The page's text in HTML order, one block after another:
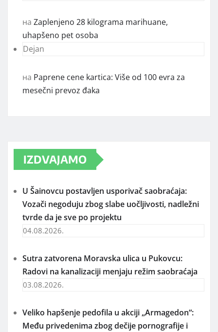
на Zaplenjeno 28 kilograma marihuane,
uhapšeno pet osoba
Dejan
на Paprene cene kartica: Više od 100 evra za
mesečni prevoz đaka
IZDVAJAMO
U Šainovcu postavljen usporivač saobraćaja:
Vozači negoduju zbog slabe uočljivosti, nadležni
tvrde da je sve po projektu
04.08.2026.
Sutra zatvorena Moravska ulica u Pukovcu:
Radovi na kanalizaciji menjaju režim saobraćaja
03.08.2026.
Veliko hapšenje pedofila u akciji „Armagedon“:
Među privedenima zbog dečije pornografije i